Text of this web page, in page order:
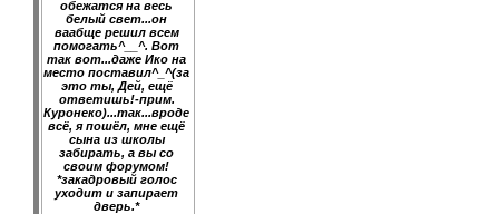
обежатся на весь
белый свет...он
ваабще решил всем
помогать^__^. Вот
так вот...даже Ико на
место поставил^_^(за
это ты, Дей, ещё
ответишь!-прим.
Куронеко)...так...вроде
всё, я пошёл, мне ещё
сына из школы
забирать, а вы со
своим форумом!
*закадровый голос
уходит и запирает
дверь.*